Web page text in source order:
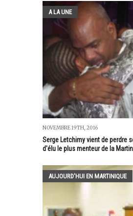
A LA UNE
NOVEMBRE 19TH, 2016
Serge Letchimy vient de perdre
d'élu le plus menteur de la
AUJOURD'HUI EN MARTINIQUE